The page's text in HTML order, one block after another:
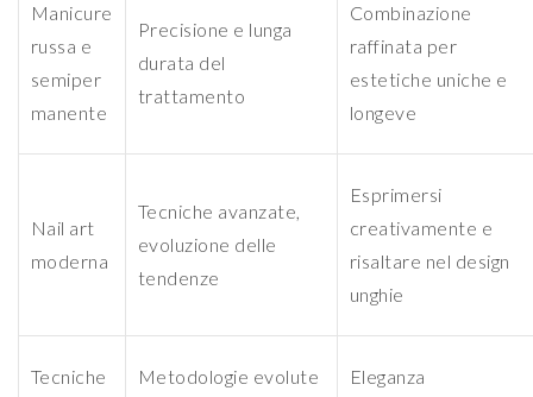
Manicure
russa e
semiper
manente
Precisione e lunga
durata del
trattamento
Combinazione
raffinata per
estetiche uniche e
longeve
Nail art
moderna
Tecniche avanzate,
evoluzione delle
tendenze
Esprimersi
creativamente e
risaltare nel design
unghie
Tecniche
Metodologie evolute
Eleganza